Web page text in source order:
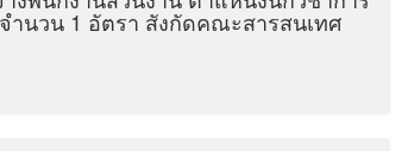
ำนวน 1 อัตรา สังกัดคณะสารสนเทศ